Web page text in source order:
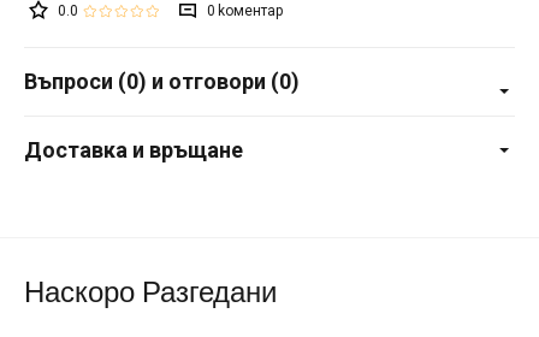
0.0 0
Въпроси (0) и отговори (0)
Доставка и връщане
Наскоро Разгедани